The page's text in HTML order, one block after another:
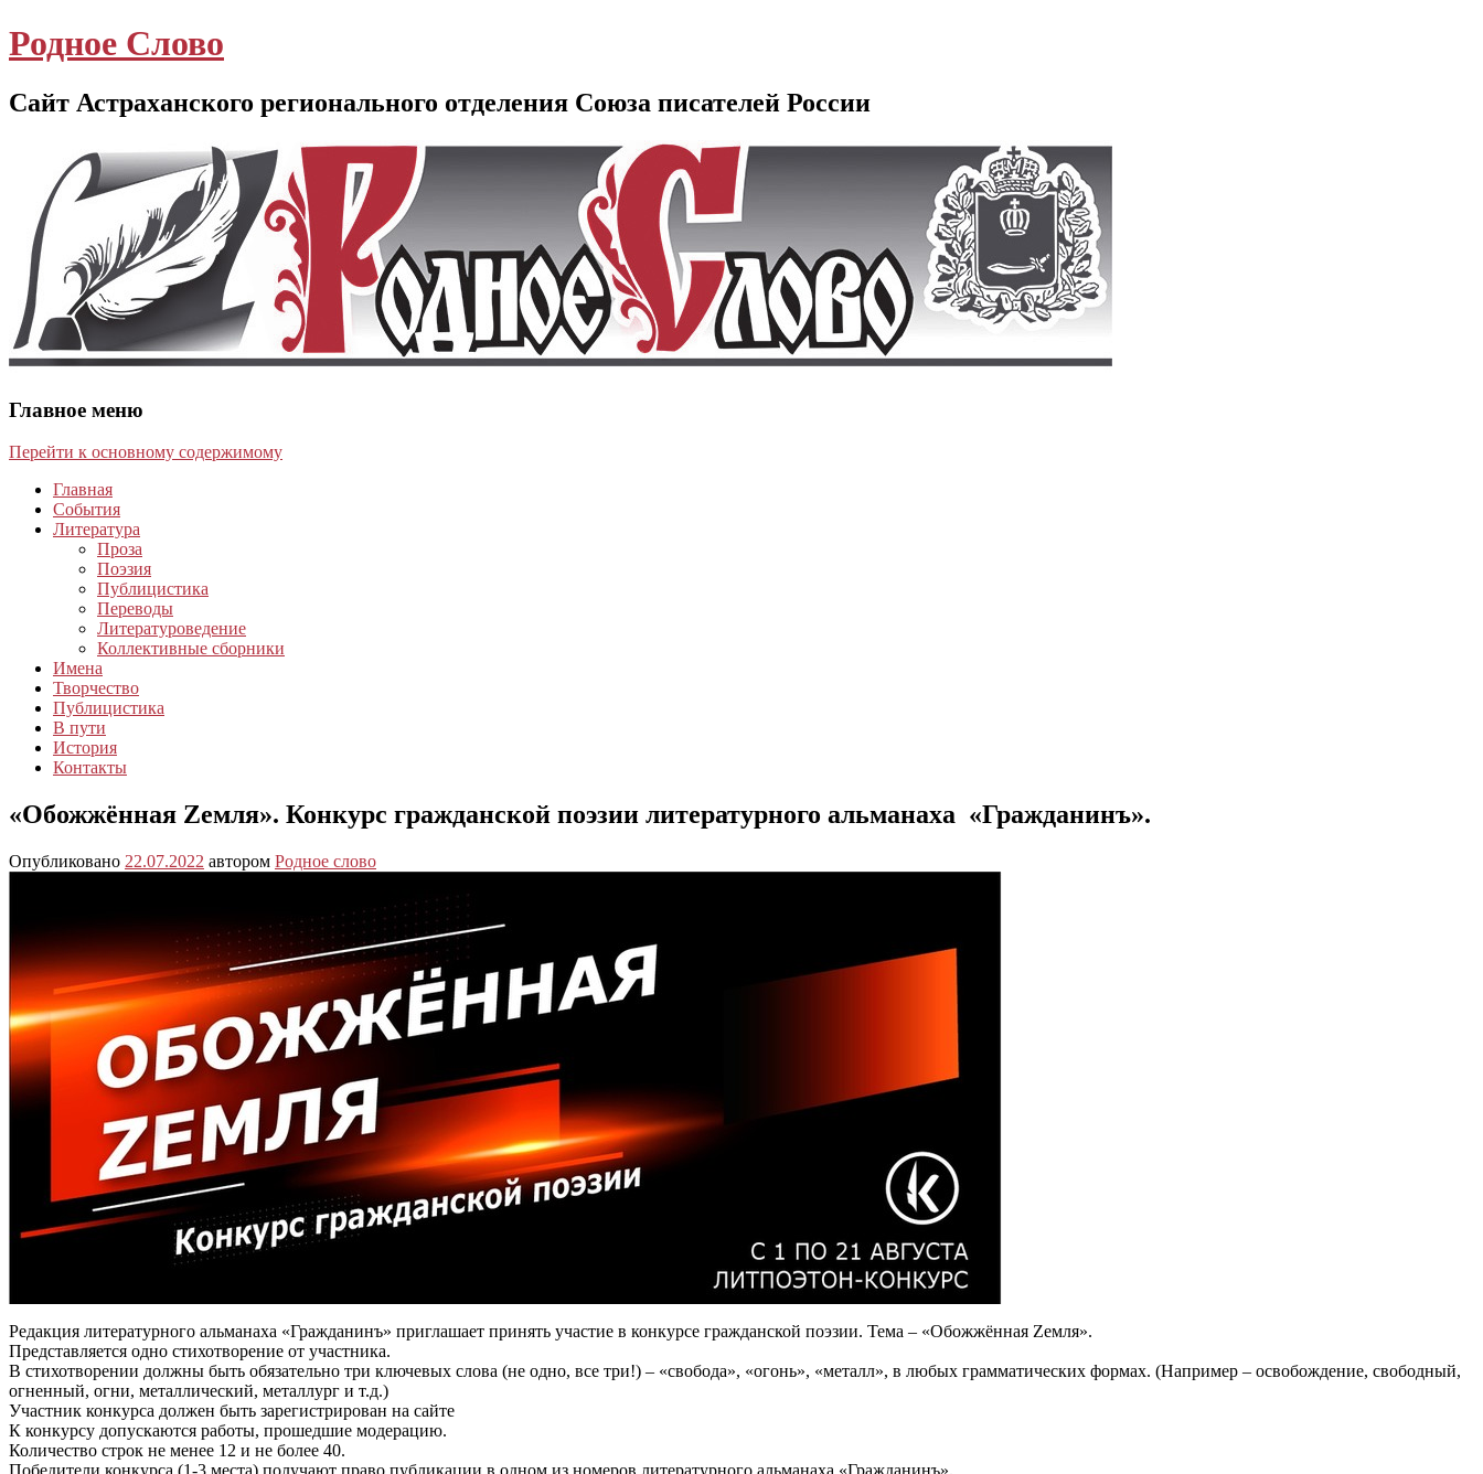
Родное Слово
Сайт Астраханского регионального отделения Союза писателей России
Главное меню
Перейти к основному содержимому
Главная
События
Литература
Проза
Поэзия
Публицистика
Переводы
Литературоведение
Коллективные сборники
Имена
Творчество
Публицистика
В пути
История
Контакты
«Обожжённая Zемля». Конкурс гражданской поэзии литературного альманаха «Гражданинъ».
Опубликовано 22.07.2022 автором Родное слово
Редакция литературного альманаха «Гражданинъ» приглашает принять участие в конкурсе гражданской поэзии. Тема – «Обожжённая Zемля».
Представляется одно стихотворение от участника.
В стихотворении должны быть обязательно три ключевых слова (не одно, все три!) – «свобода», «огонь», «металл», в любых грамматических формах. (Например – освобождение, свободный,
огненный, огни, металлический, металлург и т.д.)
Участник конкурса должен быть зарегистрирован на сайте
К конкурсу допускаются работы, прошедшие модерацию.
Количество строк не менее 12 и не более 40.
Победители конкурса (1-3 места) получают право публикации в одном из номеров литературного альманаха «Гражданинъ».